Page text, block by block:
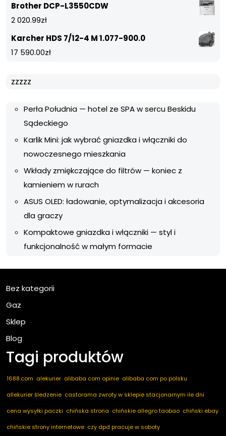
Brother DCP-L3550CDW
2 020.99zł
Karcher HDS 7/12-4 M 1.077-900.0
17 590.00zł
zzzzz
Perła Południa — hotel ze SPA w sercu Beskidu
Sądeckiego
Karlik Mini: jak wybrać gniazdka i włączniki do
nowoczesnego mieszkania
Wkłady zmiękczające do filtrów — koniec z
kamieniem w rurach
ASUS OLED: ładowanie, optymalizacja i akcesoria
dla graczy
Kompaktowe gniazdka i włączniki — styl i
funkcjonalność w małym formacie
Bez kategorii
Gaz
Sklep
Blog
Tagi produktów
1688.com alekurier alibaba com opinie alibaba com po polsku
allekurier śledzenie castorama zwroty w sklepie stacjonarnym ile dni
cena wysyłki paczki chińska strona chińskie allegro taobao chiński ebay
chińskie strony internetowe czy dpd pracuje w soboty